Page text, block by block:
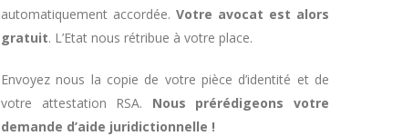
automatiquement accordée. Votre avocat est alors
gratuit. L’Etat nous rétribue à votre place.
Envoyez nous la copie de votre pièce d’identité et de
votre attestation RSA. Nous prérédigeons votre
demande d’aide juridictionnelle !